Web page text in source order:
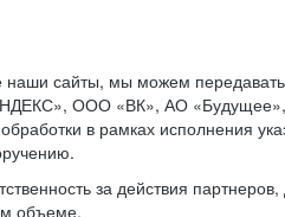
наши сайты, мы можем
ООО «ВК», АО
в рамках исполнения
за действия
объеме.